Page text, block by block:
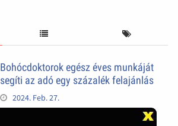
Bohócdoktorok egész éves munkáját
segíti az adó egy százalék felajánlás
2024. Feb. 27.